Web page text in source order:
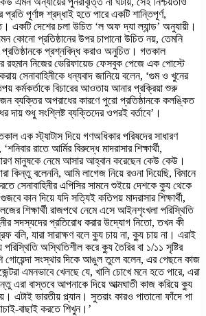
পূর্ণাঙ্গ শ্রদ্ধাই হতে পারে একটি শান্তিপূর্ণ,
একটি দেশের চলা উচিত ‘ল অফ দ্যা ল্যান্ড’ অনুযায়ী।
কোনো প্রতিষ্ঠানের উপর চাপানো উচিত নয়, তেমনি
প্রতিষ্ঠানকে প্রশ্নবিদ্ধ করাও অনুচিত। গতকাল
রহমান নিজের ভেরিফায়েড ফেসবুক পেজে এক পোস্টে
সেনাবাহিনীকে ধন্যবাদ জানিয়ে বলেন, ‘গুম ও খুনের
কর্মকর্তাকে বিচারের আওতায় আনার প্রক্রিয়া শুরু
ব্যক্তির অপরাধের কারণে পুরো প্রতিষ্ঠানকে কলঙ্কিত
দায় শুধু সংশ্লিষ্ট ব্যক্তিদের ওপরই বর্তাবে’।
এক স্ট্যাটাস দিয়ে গণঅধিকার পরিষদের সাধারণ
রাতে আর্মির বিরুদ্ধে মাদরাসার শিক্ষার্থী,
মানুষকে নেমে আসার আহ্বান করেছেন কেউ কেউ।
কিন্তু বলেননি, আমি লাগেজ নিয়ে রওনা দিয়েছি, বিমানে
সেনাবাহিনীর এপিসির সামনে শুইয়ে দেশকে ক্যু থেকে
কান দিয়ে যদি সত্যিই কতিপয় মাদরাসার শিক্ষার্থী,
শিক্ষার্থী রাজপথে নেমে এসে আইনশৃংখলা পরিস্থিতি
সদস্যদের প্রতিরোধ করার উদ্যোগ নিতো, তখন কী
বলি, যারা সারাক্ষণ বলে ক্যু চায় না, ক্যু চায় না। এরাই
অস্থিতিশীল করে ক্যু তৈরির বা ১/১১ সৃষ্টির
গোয়েন্দা সংস্থার দিকে আঙুল তুলে বলেন, এর পেছনে কাজ
এমনভাবে খেলছে যে, খালি চোখে মনে হতে পারে, এরা
এরা বাস্তবে আপনাকে দিয়ে আত্মঘাতী কাজ করিয়ে ক্যু
এটাই ভারতীয় প্ল্যান। সুতরাং কারও পাতানো ফাঁদে পা
বাছাই করতে শিখুন।’